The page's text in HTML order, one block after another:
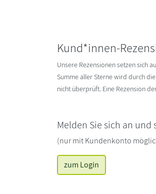
Kund*innen-
Unsere Rezensionen setzen sich
Summe aller Sterne wird durch
nicht überprüft. Eine Rezension
Melden Sie sich an und
(nur mit Kundenkonto
zum Login